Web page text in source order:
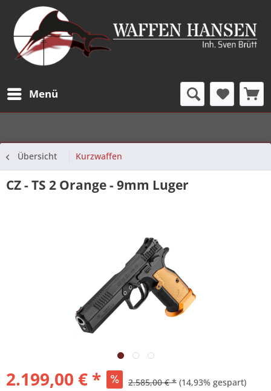
Menü
Übersicht Kurzwaffen
CZ - TS 2 Orange - 9mm Luger
2.199,00 € * 2.585,00 € * (14,93% gespart)